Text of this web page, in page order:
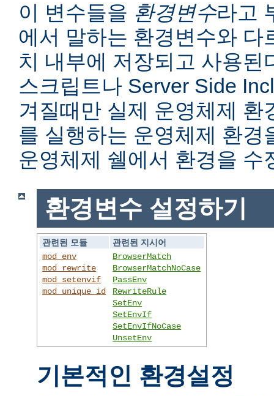
이 변수들을 환경변수라고
에서 말하는 환경변수와 다
치 내부에 저장되고 사용된
스크립트나 Server Side
겨질때만 실제 운영체제 환
를 실행하는 운영체제 환경
운영체제 쉘에서 환경을 수
환경변수 설정하기
관련된 모듈
관련된 지시어
mod_env
mod_rewrite
mod_setenvif
mod_unique_id
BrowserMatch
BrowserMatchNoCase
PassEnv
RewriteRule
SetEnv
SetEnvIf
SetEnvIfNoCase
UnsetEnv
기본적인 환경설정